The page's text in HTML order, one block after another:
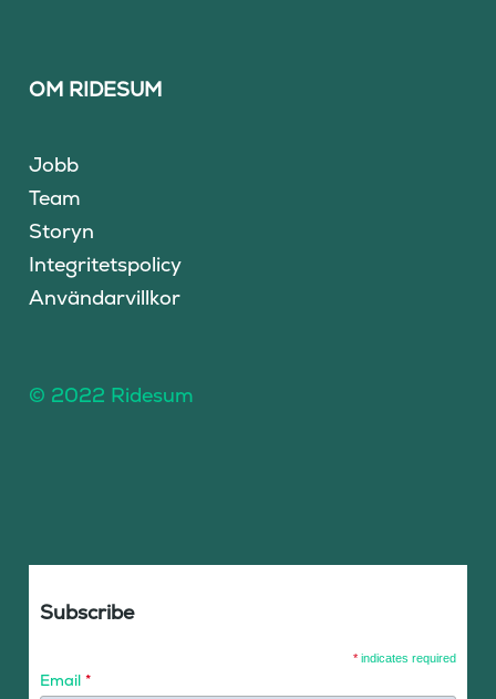
OM RIDESUM
Jobb
Team
Storyn
Integritetspolicy
Användarvillkor
© 2022 Ridesum
Subscribe
* indicates required
Email *